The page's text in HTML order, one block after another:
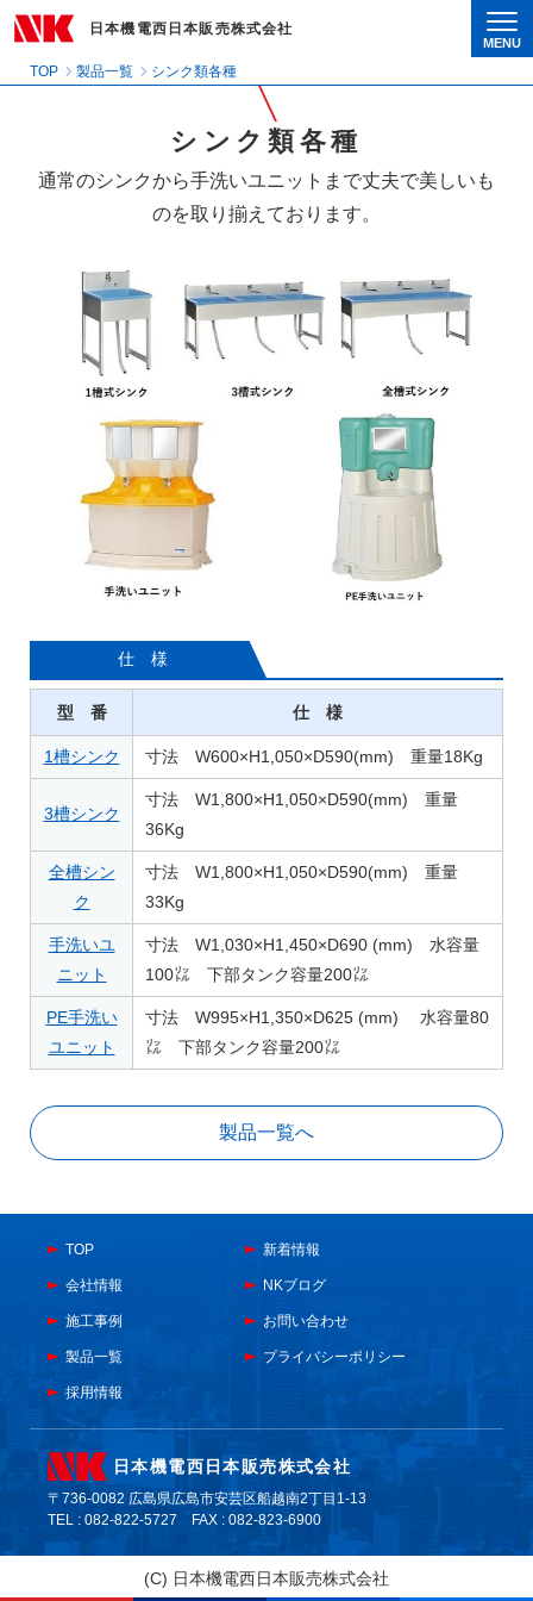
日本機電西日本販売株式会社
MENU
TOP 製品一覧 シンク類各種
シンク類各種
通常のシンクから手洗いユニットまで丈夫で美しいも
のを取り揃えております。
仕 様
型 番 仕 様
1槽シンク 寸法 W600×H1,050×D590(mm) 重量18Kg
3槽シンク
寸法 W1,800×H1,050×D590(mm) 重量
36Kg
全槽シン
ク
寸法 W1,800×H1,050×D590(mm) 重量
33Kg
手洗いユ
ニット
寸法 W1,030×H1,450×D690 (mm) 水容量
100㍑ 下部タンク容量200㍑
PE手洗い
ユニット
寸法 W995×H1,350×D625 (mm) 水容量80
㍑ 下部タンク容量200㍑
製品一覧へ
TOP
会社情報
施工事例
製品一覧
採用情報
新着情報
NKブログ
お問い合わせ
プライバシーポリシー
日本機電西日本販売株式会社
〒736-0082 広島県広島市安芸区船越南2丁目1-13
TEL : 082-822-5727 FAX : 082-823-6900
(C) 日本機電西日本販売株式会社